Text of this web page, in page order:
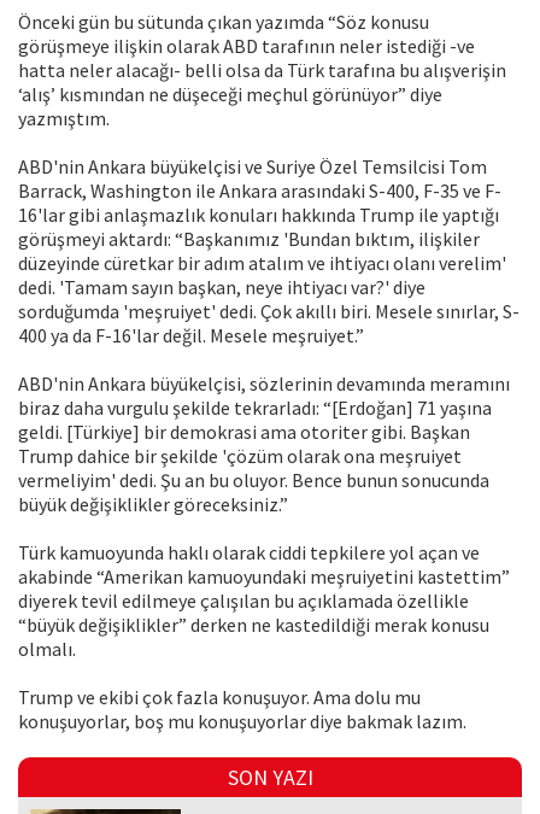
Önceki gün bu sütunda çıkan yazımda “Söz konusu
görüşmeye ilişkin olarak ABD tarafının neler istediği -ve
hatta neler alacağı- belli olsa da Türk tarafına bu alışverişin
‘alış’ kısmından ne düşeceği meçhul görünüyor” diye
yazmıştım.
ABD'nin Ankara büyükelçisi ve Suriye Özel Temsilcisi Tom
Barrack, Washington ile Ankara arasındaki S-400, F-35 ve F-
16'lar gibi anlaşmazlık konuları hakkında Trump ile yaptığı
görüşmeyi aktardı: “Başkanımız 'Bundan bıktım, ilişkiler
düzeyinde cüretkar bir adım atalım ve ihtiyacı olanı verelim'
dedi. 'Tamam sayın başkan, neye ihtiyacı var?' diye
sorduğumda 'meşruiyet' dedi. Çok akıllı biri. Mesele sınırlar, S-
400 ya da F-16'lar değil. Mesele meşruiyet.”
ABD'nin Ankara büyükelçisi, sözlerinin devamında meramını
biraz daha vurgulu şekilde tekrarladı: “[Erdoğan] 71 yaşına
geldi. [Türkiye] bir demokrasi ama otoriter gibi. Başkan
Trump dahice bir şekilde 'çözüm olarak ona meşruiyet
vermeliyim' dedi. Şu an bu oluyor. Bence bunun sonucunda
büyük değişiklikler göreceksiniz.”
Türk kamuoyunda haklı olarak ciddi tepkilere yol açan ve
akabinde “Amerikan kamuoyundaki meşruiyetini kastettim”
diyerek tevil edilmeye çalışılan bu açıklamada özellikle
“büyük değişiklikler” derken ne kastedildiği merak konusu
olmalı.
Trump ve ekibi çok fazla konuşuyor. Ama dolu mu
konuşuyorlar, boş mu konuşuyorlar diye bakmak lazım.
SON YAZI